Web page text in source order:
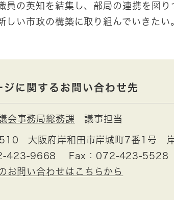
の英知を結集し、部局の連携を図り
しい市政の構築に取り組んでいきたい
ジに関するお問い合わせ先
会事務局総務課 議事担当
大阪府岸和田市岸城町7番1号
423-9668
Fax：072-423-5528
お問い合わせはこちらから